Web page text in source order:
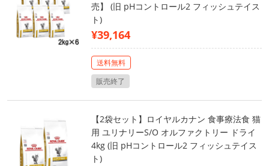
売】 (旧 pHコントロール2 フィッシュテイス
ト)
¥39,164
送料無料
販売終了
【2袋セット】ロイヤルカナン 食事療法食 猫
用 ユリナリーS/O オルファクトリー ドライ
4kg (旧 pHコントロール2 フィッシュテイス
ト)